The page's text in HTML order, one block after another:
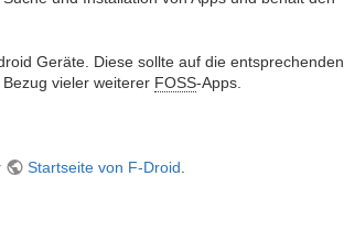
Geräte. Diese sollte auf die entsprechenden
vieler weiterer FOSS-Apps.
Startseite von F-Droid.